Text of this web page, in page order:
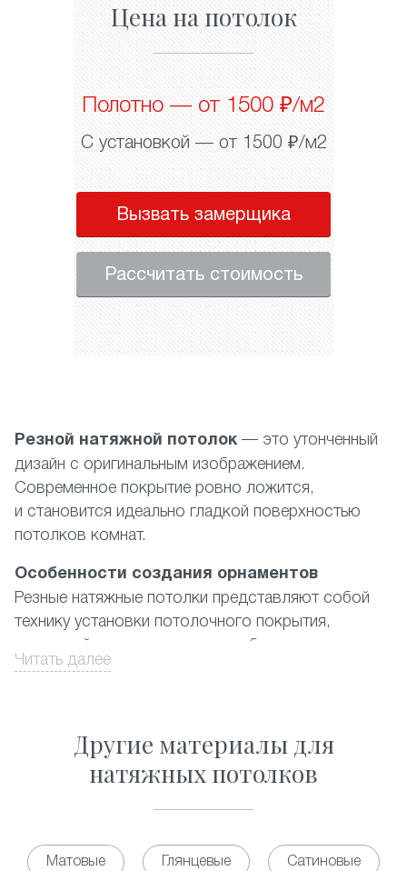
Цена на потолок
Полотно — от 1500 ₽/м2
С установкой — от 1500 ₽/м2
Вызвать замерщика
Рассчитать стоимость
Резной натяжной потолок — это утонченный
дизайн с оригинальным изображением.
Современное покрытие ровно ложится,
и становится идеально гладкой поверхностью
потолков комнат.
Особенности создания орнаментов
Резные натяжные потолки представляют собой
технику установки потолочного покрытия,
в которой используются два и более полотна
ПВХ-материала, где наружный имеет
из дополняющих друг друга цветов. Орнамент
правильных геометрических фигур разных
размеров. Существующий на данный момент
из них, а также ответ на вопрос, сколько стоит
Читать далее
Другие материалы для
натяжных потолков
Матовые Глянцевые Сатиновые